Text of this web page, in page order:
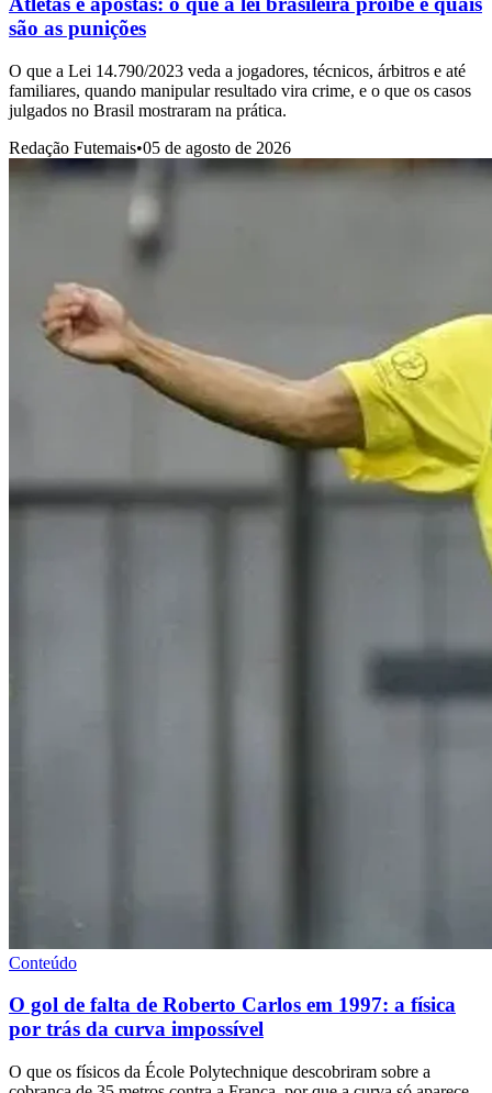
são as punições
O que a Lei 14.790/2023 veda a jogadores, técnicos, árbitros e até
familiares, quando manipular resultado vira crime, e o que os casos
julgados no Brasil mostraram na prática.
Redação Futemais•05 de agosto de 2026
Conteúdo
O gol de falta de Roberto Carlos em 1997: a física
por trás da curva impossível
O que os físicos da École Polytechnique descobriram sobre a